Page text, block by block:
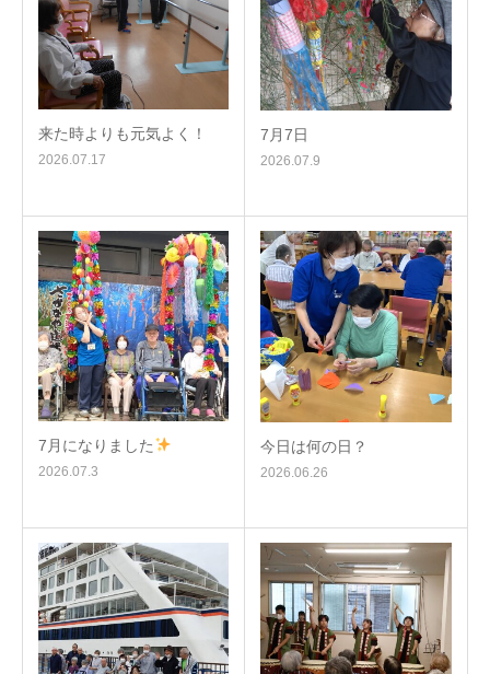
来た時よりも元気よく！
2026.07.17
7月7日
2026.07.9
7月になりました
2026.07.3
今日は何の日？
2026.06.26